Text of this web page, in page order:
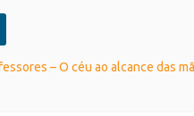
– O céu ao alcance das